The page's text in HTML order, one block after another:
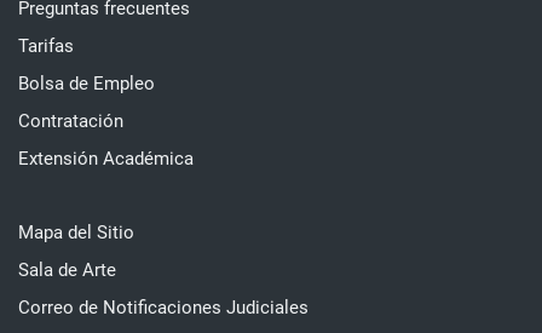
Preguntas frecuentes
Tarifas
Bolsa de Empleo
Contratación
Extensión Académica
Mapa del Sitio
Sala de Arte
Correo de Notificaciones Judiciales